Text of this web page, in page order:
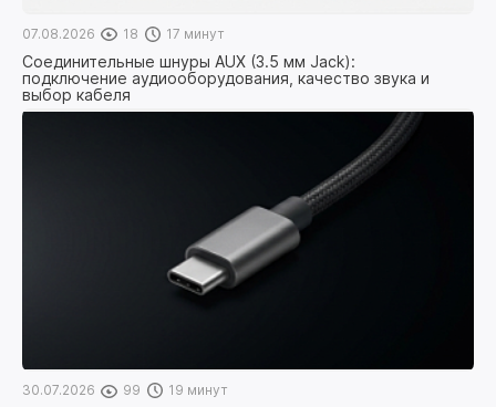
07.08.2026 18 17 минут
Соединительные шнуры AUX (3.5 мм Jack):
подключение аудиооборудования, качество звука и
выбор кабеля
30.07.2026 99 19 минут